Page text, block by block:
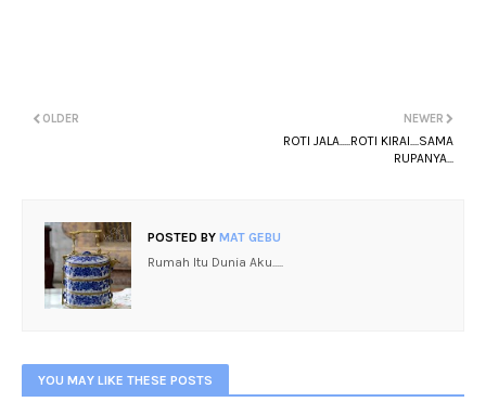
NEWER
ROTI JALA.....ROTI KIRAI....SAMA
RUPANYA...
OLDER
POSTED BY MAT GEBU
Rumah Itu Dunia Aku.....
YOU MAY LIKE THESE POSTS